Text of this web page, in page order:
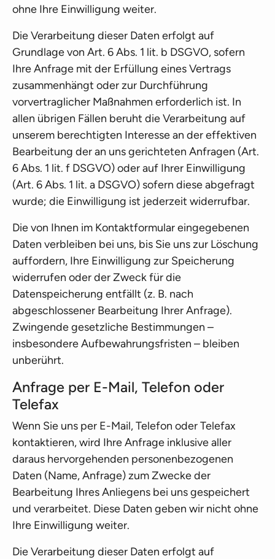
ohne Ihre Einwilligung weiter.
Die Verarbeitung dieser Daten erfolgt auf
Grundlage von Art. 6 Abs. 1 lit. b DSGVO, sofern
Ihre Anfrage mit der Erfüllung eines Vertrags
zusammenhängt oder zur Durchführung
vorvertraglicher Maßnahmen erforderlich ist. In
allen übrigen Fällen beruht die Verarbeitung auf
unserem berechtigten Interesse an der effektiven
Bearbeitung der an uns gerichteten Anfragen (Art.
6 Abs. 1 lit. f DSGVO) oder auf Ihrer Einwilligung
(Art. 6 Abs. 1 lit. a DSGVO) sofern diese abgefragt
wurde; die Einwilligung ist jederzeit widerrufbar.
Die von Ihnen im Kontaktformular eingegebenen
Daten verbleiben bei uns, bis Sie uns zur Löschung
auffordern, Ihre Einwilligung zur Speicherung
widerrufen oder der Zweck für die
Datenspeicherung entfällt (z. B. nach
abgeschlossener Bearbeitung Ihrer Anfrage).
Zwingende gesetzliche Bestimmungen –
insbesondere Aufbewahrungsfristen – bleiben
unberührt.
Anfrage per E-Mail, Telefon oder
Telefax
Wenn Sie uns per E-Mail, Telefon oder Telefax
kontaktieren, wird Ihre Anfrage inklusive aller
daraus hervorgehenden personenbezogenen
Daten (Name, Anfrage) zum Zwecke der
Bearbeitung Ihres Anliegens bei uns gespeichert
und verarbeitet. Diese Daten geben wir nicht ohne
Ihre Einwilligung weiter.
Die Verarbeitung dieser Daten erfolgt auf